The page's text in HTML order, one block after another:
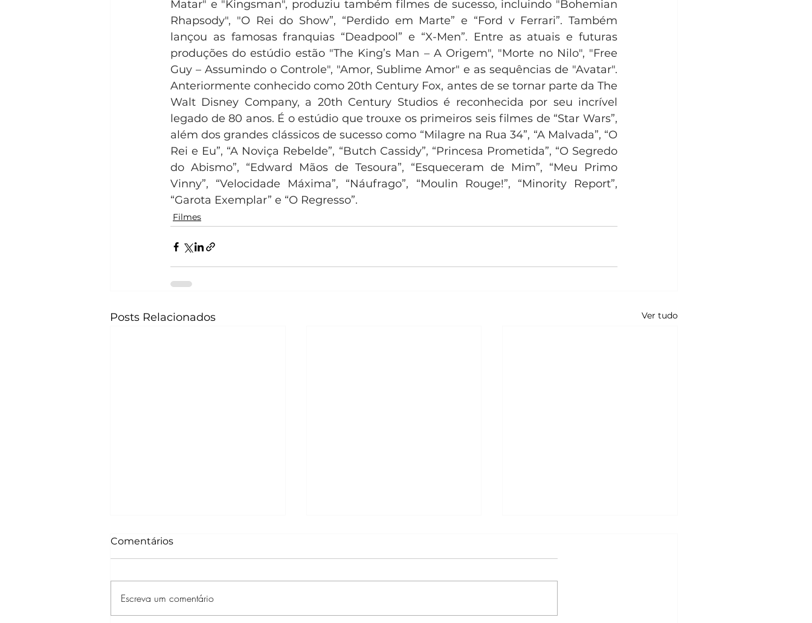
Matar" e "Kingsman", produziu também filmes de sucesso, incluindo "Bohemian
Rhapsody", "O Rei do Show”, “Perdido em Marte” e “Ford v Ferrari”. Também
lançou as famosas franquias “Deadpool” e “X-Men”. Entre as atuais e futuras
produções do estúdio estão "The King’s Man – A Origem", "Morte no Nilo", "Free
Guy – Assumindo o Controle", "Amor, Sublime Amor" e as sequências de "Avatar".
Anteriormente conhecido como 20th Century Fox, antes de se tornar parte da The
Walt Disney Company, a 20th Century Studios é reconhecida por seu incrível
legado de 80 anos. É o estúdio que trouxe os primeiros seis filmes de “Star Wars”,
além dos grandes clássicos de sucesso como “Milagre na Rua 34”, “A Malvada”, “O
Rei e Eu”, “A Noviça Rebelde”, “Butch Cassidy”, “Princesa Prometida”, “O Segredo
do Abismo”, “Edward Mãos de Tesoura”, “Esqueceram de Mim”, “Meu Primo
Vinny”, “Velocidade Máxima”, “Náufrago”, “Moulin Rouge!”, “Minority Report”,
“Garota Exemplar” e “O Regresso”.
Filmes
Posts Relacionados Ver tudo
Comentários
Escreva um comentário